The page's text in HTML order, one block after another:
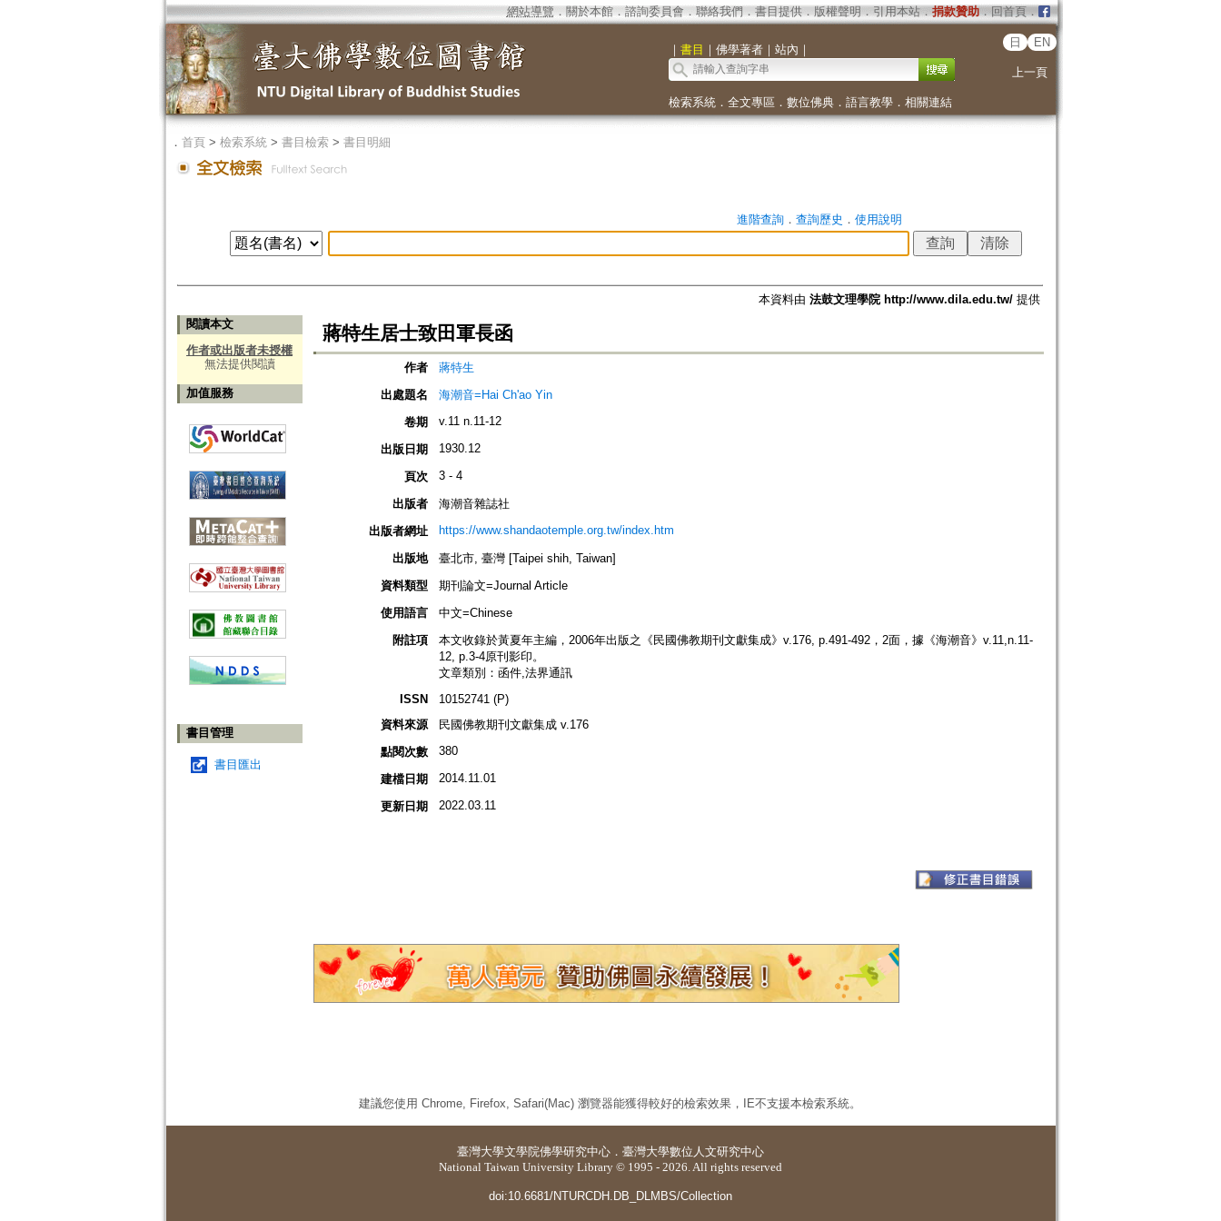
網站導覽 ． 關於本館． 諮詢委員會． 聯絡我們 ． 書目提供． 版權聲明 ． 引用本站． 捐款贊助．回首頁．
｜ 書目 ｜ 佛學著者｜ 站內 ｜
日 EN
上一頁
檢索系統． 全文專區 ． 數位佛典． 語言教學． 相關連結
． 首頁> 檢索系統> 書目檢索> 書目明細
進階查詢． 查詢歷史 ． 使用說明
本資料由 法鼓文理學院 http://www.dila.edu.tw/提供
閱讀本文
作者或出版者未授權
無法提供閱讀
加值服務
書目管理
書目匯出
蔣特生居士致田軍長函
作者
蔣特生
出處題名
海潮音=Hai Ch'ao Yin
卷期
v.11 n.11-12
出版日期 1930.12
頁次 3 - 4
出版者
海潮音雜誌社
出版者網址
https://www.shandaotemple.org.tw/index.htm
出版地
臺北市, 臺灣 [Taipei shih, Taiwan]
資料類型
期刊論文=Journal Article
使用語言
中文=Chinese
附註項
本文收錄於黃夏年主編，2006年出版之《民國佛教期刊文獻集成》v.176, p.491-492，2面，據《海潮音》v.11,n.11-
12, p.3-4原刊影印。
文章類別：函件,法界通訊
ISSN
10152741 (P)
資料來源
民國佛教期刊文獻集成 v.176
點閱次數
380
建檔日期 2014.11.01
更新日期 2022.03.11
建議您使用 Chrome, Firefox, Safari(Mac) 瀏覽器能獲得較好的檢索效果，IE不支援本檢索系統。
臺灣大學文學院佛學研究中心 ． 臺灣大學數位人文研究中心
National Taiwan University Library © 1995 - 2026. All rights reserved
doi:10.6681/NTURCDH.DB_DLMBS/Collection